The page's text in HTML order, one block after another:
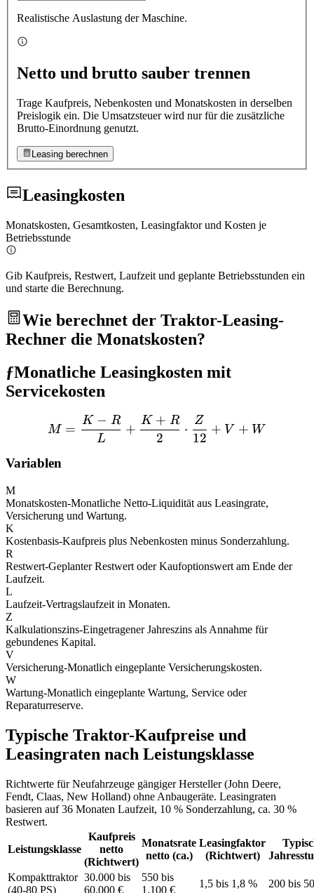
Realistische Auslastung der Maschine.
Netto und brutto sauber trennen
Trage Kaufpreis, Nebenkosten und Monatskosten in derselben
Preislogik ein. Die Umsatzsteuer wird nur für die zusätzliche
Brutto-Einordnung genutzt.
Leasing berechnen
Leasingkosten
Monatskosten, Gesamtkosten, Leasingfaktor und Kosten je
Betriebsstunde
Gib Kaufpreis, Restwert, Laufzeit und geplante Betriebsstunden ein
und starte die Berechnung.
Wie berechnet der Traktor-Leasing-
Rechner die Monatskosten?
ƒMonatliche Leasingkosten mit
Servicekosten
M = \frac{K - R}{L} +
M =
L
K − R
+
2
K + R
⋅
12
Z
+ V + W
Variablen
M
Monatskosten-Monatliche Netto-Liquidität aus Leasingrate,
Versicherung und Wartung.
K
Kostenbasis-Kaufpreis plus Nebenkosten minus Sonderzahlung.
R
Restwert-Geplanter Restwert oder Kaufoptionswert am Ende der
Laufzeit.
L
Laufzeit-Vertragslaufzeit in Monaten.
Z
Kalkulationszins-Eingetragener Jahreszins als Annahme für
gebundenes Kapital.
V
Versicherung-Monatlich eingeplante Versicherungskosten.
W
Wartung-Monatlich eingeplante Wartung, Service oder
Reparaturreserve.
Typische Traktor-Kaufpreise und
Leasingraten nach Leistungsklasse
Richtwerte für Neufahrzeuge gängiger Hersteller (John Deere,
Fendt, Claas, New Holland) ohne Anbaugeräte. Leasingraten
basieren auf 36 Monaten Laufzeit, 10 % Sonderzahlung, ca. 30 %
Restwert.
Leistungsklasse
Kaufpreis
netto
(Richtwert)
Monatsrate
netto (ca.)
Leasingfaktor
(Richtwert)
Kompakttraktor
(40-80 PS)
30.000 bis
60.000 €
550 bis
1.100 €
1,5 bis 1,8 % 200 bis